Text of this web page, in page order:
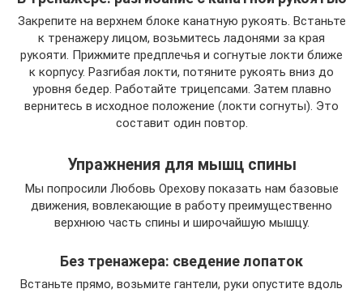
Закрепите на верхнем блоке канатную рукоять. Встаньте
к тренажеру лицом, возьмитесь ладонями за края
рукояти. Прижмите предплечья и согнутые локти ближе
к корпусу. Разгибая локти, потяните рукоять вниз до
уровня бедер. Работайте трицепсами. Затем плавно
вернитесь в исходное положение (локти согнуты). Это
составит один повтор.
Упражнения для мышц спины
Мы попросили Любовь Орехову показать нам базовые
движения, вовлекающие в работу преимущественно
верхнюю часть спины и широчайшую мышцу.
Без тренажера: сведение лопаток
Встаньте прямо, возьмите гантели, руки опустите вдоль